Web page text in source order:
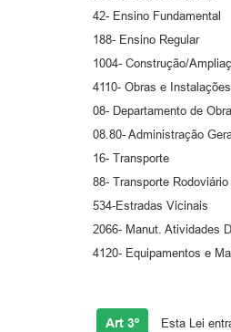
42- Ensino Fundamental
188- Ensino Regular
1004- Construção/
4110- Obras e
08- Departamento de
08.80- Administração
16- Transporte
88- Transporte Rodoviário
534-Estradas Vicinais
2066- Manut. Atividades
4120- Equipamentos e
Art 3º Esta Lei